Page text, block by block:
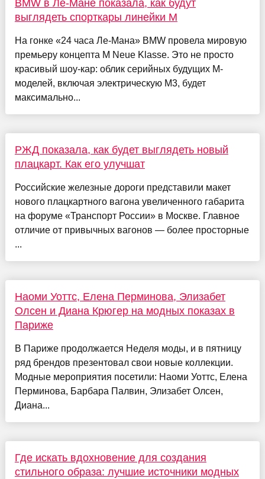
BMW в Ле-Мане показала, как будут
выглядеть спорткары линейки M
На гонке «24 часа Ле-Мана» BMW провела мировую
премьеру концепта M Neue Klasse. Это не просто
красивый шоу-кар: облик серийных будущих M-
моделей, включая электрическую M3, будет
максимально...
РЖД показала, как будет выглядеть новый
плацкарт. Как его улучшат
Российские железные дороги представили макет
нового плацкартного вагона увеличенного габарита
на форуме «Транспорт России» в Москве. Главное
отличие от привычных вагонов — более просторные
...
Наоми Уоттс, Елена Перминова, Элизабет
Олсен и Диана Крюгер на модных показах в
Париже
В Париже продолжается Неделя моды, и в пятницу
ряд брендов презентовал свои новые коллекции.
Модные мероприятия посетили: Наоми Уоттс, Елена
Перминова, Барбара Палвин, Элизабет Олсен,
Диана...
Где искать вдохновение для создания
стильного образа: лучшие источники модных